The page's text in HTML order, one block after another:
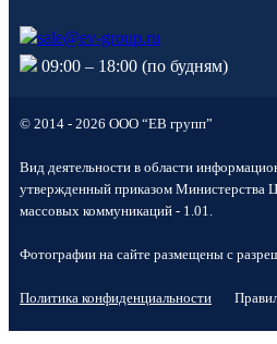
sale@ev-group.ru
09:00 – 18:00 (по будням)
© 2014 - 2026 ООО “ЕВ групп”
Вид деятельности в области
утвержденный приказом Министерства
массовых коммуникаций - 1.01.
Фотографии на сайте размещены с
Политика конфиденциальности